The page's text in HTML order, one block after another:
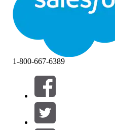
Fechar Fechar
Filtrar por (0)
SELECIONAR FILTROS
Área de produtos
1-800-667-6389